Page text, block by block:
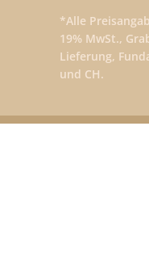
*Alle
19% MwSt.,
Lieferung,
und CH.